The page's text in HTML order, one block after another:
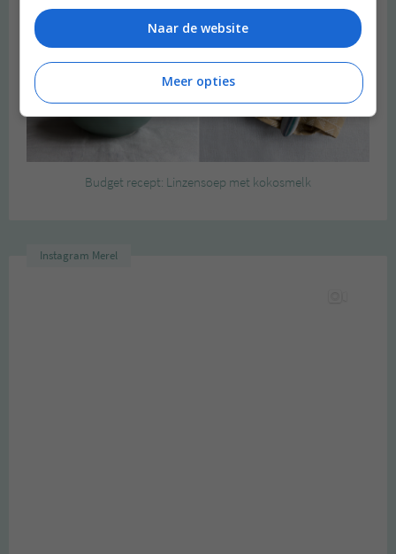
Budget recept: Linzensoep met kokosmelk
Instagram Merel
Naar de website
Meer opties